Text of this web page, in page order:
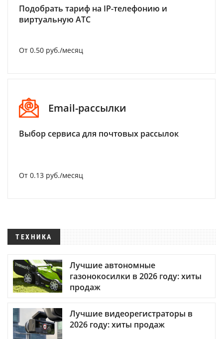
Подобрать тариф на IP-телефонию и
виртуальную АТС
От 0.50 руб./месяц
Email-рассылки
Выбор сервиса для почтовых рассылок
От 0.13 руб./месяц
ТЕХНИКА
Лучшие автономные
газонокосилки в 2026 году: хиты
продаж
Лучшие видеорегистраторы в
2026 году: хиты продаж